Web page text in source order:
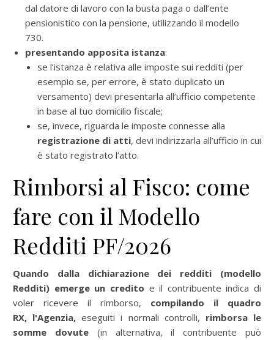
dal datore di lavoro con la busta paga o dall’ente
pensionistico con la pensione, utilizzando il modello
730.
presentando apposita istanza:
se l’istanza è relativa alle imposte sui redditi (per
esempio se, per errore, è stato duplicato un
versamento) devi presentarla all’ufficio competente
in base al tuo domicilio fiscale;
se, invece, riguarda le imposte connesse alla
registrazione di atti, devi indirizzarla all’ufficio in cui
è stato registrato l’atto.
Rimborsi al Fisco: come
fare con il Modello
Redditi PF/2026
Quando dalla dichiarazione dei redditi (modello
Redditi) emerge un credito e il contribuente indica di
voler ricevere il rimborso, compilando il quadro
RX, l'Agenzia,eseguiti i normali controlli, rimborsa le
somme dovute (in alternativa, il contribuente può